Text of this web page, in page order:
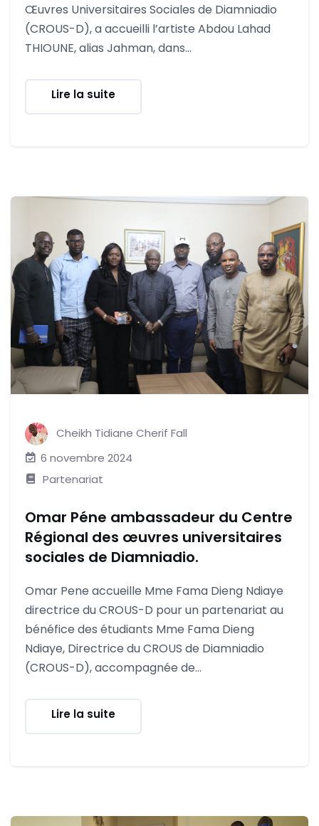
Œuvres Universitaires Sociales de Diamniadio
(CROUS-D), a accueilli l’artiste Abdou Lahad
THIOUNE, alias Jahman, dans...
Lire la suite
Cheikh Tidiane Cherif Fall
6 novembre 2024
Partenariat
Omar Péne ambassadeur du Centre
Régional des œuvres universitaires
sociales de Diamniadio.
Omar Pene accueille Mme Fama Dieng Ndiaye
directrice du CROUS-D pour un partenariat au
bénéfice des étudiants Mme Fama Dieng
Ndiaye, Directrice du CROUS de Diamniadio
(CROUS-D), accompagnée de...
Lire la suite